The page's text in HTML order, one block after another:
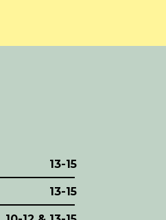
13-15
13-15